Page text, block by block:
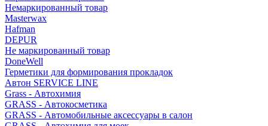
Немаркированный товар
Masterwax
Hafman
DEPUR
Не маркированный товар
DoneWell
Герметики для формирования прокладок
Автон SERVICE LINE
Grass - Автохимия
GRASS - Автокосметика
GRASS - Автомобильные аксессуары в салон